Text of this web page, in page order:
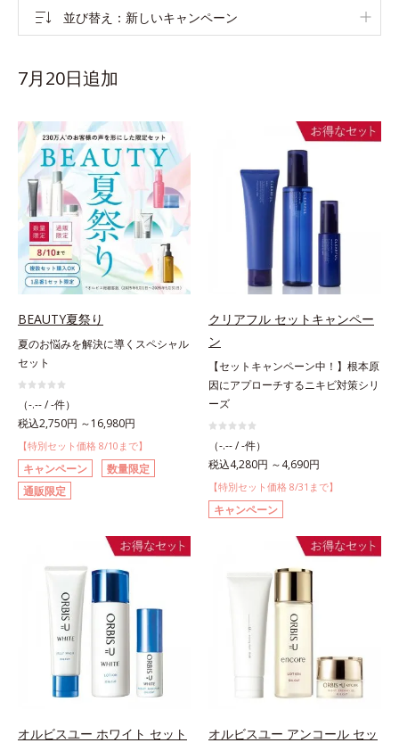
並び替え 新しいキャンペーン
7月20日追加
BEAUTY夏祭り
夏のお悩みを解決に導くスペシャル
セット
（-.-- / -件）
税込2,750円 ～16,980円
【特別セット価格 8/10まで】
キャンペーン
数量限定
通販限定
クリアフル セットキャンペー
ン
【セットキャンペーン中！】根本原
因にアプローチするニキビ対策シリ
ーズ
（-.-- / -件）
税込4,280円 ～4,690円
【特別セット価格 8/31まで】
キャンペーン
オルビスユー ホワイト セット
オルビスユー アンコール セッ